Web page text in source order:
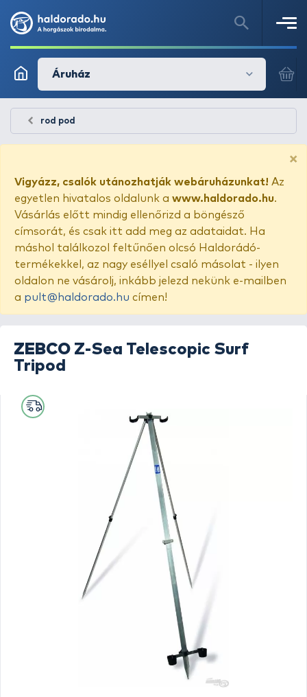
Áruház
rod pod
×
Vigyázz, csalók utánozhatják webáruházunkat! Az
egyetlen hivatalos oldalunk a www.haldorado.hu.
Vásárlás előtt mindig ellenőrizd a böngésző
címsorát, és csak itt add meg az adataidat. Ha
máshol találkozol feltűnően olcsó Haldorádó-
termékekkel, az nagy eséllyel csaló másolat - ilyen
oldalon ne vásárolj, inkább jelezd nekünk e-mailben
a pult@haldorado.hu címen!
ZEBCO Z-Sea Telescopic Surf
Tripod